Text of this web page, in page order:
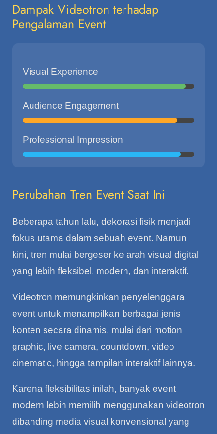
Dampak Videotron terhadap
Pengalaman Event
Visual Experience
Audience Engagement
Professional Impression
Perubahan Tren Event Saat Ini
Beberapa tahun lalu, dekorasi fisik menjadi
fokus utama dalam sebuah event. Namun
kini, tren mulai bergeser ke arah visual digital
yang lebih fleksibel, modern, dan interaktif.
Videotron memungkinkan penyelenggara
event untuk menampilkan berbagai jenis
konten secara dinamis, mulai dari motion
graphic, live camera, countdown, video
cinematic, hingga tampilan interaktif lainnya.
Karena fleksibilitas inilah, banyak event
modern lebih memilih menggunakan videotron
dibanding media visual konvensional yang